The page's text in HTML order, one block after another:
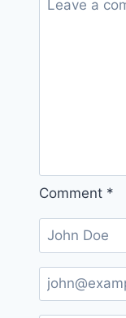
gemacht
Comment *